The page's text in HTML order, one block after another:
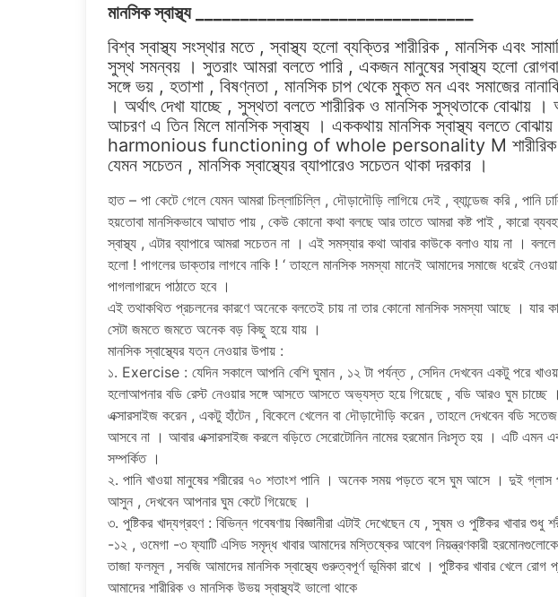
মানসিক স্বাস্থ্য _______________________________
বিশ্ব স্বাস্থ্য সংস্থার মতে , স্বাস্থ্য হলো ব্যক্তির শারীরিক , মানসিক এবং
সুস্থ সমন্বয় । সুতরাং আমরা বলতে পারি , একজন মানুষের স্বাস্থ্য হলো
সঙ্গে ভয় , হতাশা , বিষণ্নতা , মানসিক চাপ থেকে মুক্ত মন এবং সমাজের
। অর্থাৎ দেখা যাচ্ছে , সুস্থতা বলতে শারীরিক ও মানসিক সুস্থতাকে বোঝায়
আচরণ এ তিন মিলে মানসিক স্বাস্থ্য । এককথায় মানসিক স্বাস্থ্য বলতে
harmonious functioning of whole personality M শারীরিক
যেমন সচেতন , মানসিক স্বাস্থ্যের ব্যাপারেও সচেতন থাকা দরকার ।
হাত – পা কেটে গেলে যেমন আমরা চিল্লাচিল্লি , দৌড়াদৌড়ি লাগিয়ে দেই , ব্যান্ডেজ করি , পানি
হয়তোবা মানসিকভাবে আঘাত পায় , কেউ কোনো কথা বলছে আর তাতে আমরা কষ্ট পাই , কারো
স্বাস্থ্য , এটার ব্যাপারে আমরা সচেতন না । এই সমস্যার কথা আবার কাউকে বলাও যায় না ।
হলো ! পাগলের ডাক্তার লাগবে নাকি ! ‘ তাহলে মানসিক সমস্যা মানেই আমাদের সমাজে ধরেই
পাগলাগারদে পাঠাতে হবে ।
এই তথাকথিত প্রচলনের কারণে অনেকে বলতেই চায় না তার কোনো মানসিক সমস্যা আছে । যার
সেটা জমতে জমতে অনেক বড় কিছু হয়ে যায় ।
মানসিক স্বাস্থ্যের যত্ন নেওয়ার উপায় :
১. Exercise : যেদিন সকালে আপনি বেশি ঘুমান , ১২ টা পর্যন্ত , সেদিন দেখবেন একটু পরে
হলোআপনার বডি রেস্ট নেওয়ার সঙ্গে আসতে আসতে অভ্যস্ত হয়ে গিয়েছে , বডি আরও ঘুম
এক্সারসাইজ করেন , একটু হাঁটেন , বিকেলে খেলেন বা দৌড়াদৌড়ি করেন , তাহলে দেখবেন বডি
আসবে না । আবার এক্সারসাইজ করলে বড়িতে সেরোটোনিন নামের হরমোন নিঃসৃত হয় । এটি এমন
সম্পর্কিত ।
২. পানি খাওয়া মানুষের শরীরের ৭০ শতাংশ পানি । অনেক সময় পড়তে বসে ঘুম আসে । দুই গ্লাস
আসুন , দেখবেন আপনার ঘুম কেটে গিয়েছে ।
৩. পুষ্টিকর খাদ্যগ্রহণ : বিভিন্ন গবেষণায় বিজ্ঞানীরা এটাই দেখেছেন যে , সুষম ও পুষ্টিকর খাবার
-১২ , ওমেগা -৩ ফ্যাটি এসিড সমৃদ্ধ খাবার আমাদের মস্তিষ্কের আবেগ নিয়ন্ত্রণকারী হরমোনগুলোকে
তাজা ফলমূল , সবজি আমাদের মানসিক স্বাস্থ্যে গুরুত্বপূর্ণ ভূমিকা রাখে । পুষ্টিকর খাবার খেলে
আমাদের শারীরিক ও মানসিক উভয় স্বাস্থ্যই ভালো থাকে